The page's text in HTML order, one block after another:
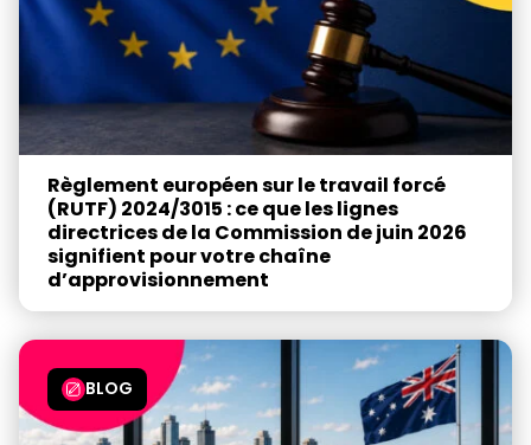
Règlement européen sur le travail forcé
(RUTF) 2024/3015 : ce que les lignes
directrices de la Commission de juin 2026
signifient pour votre chaîne
d’approvisionnement
BLOG